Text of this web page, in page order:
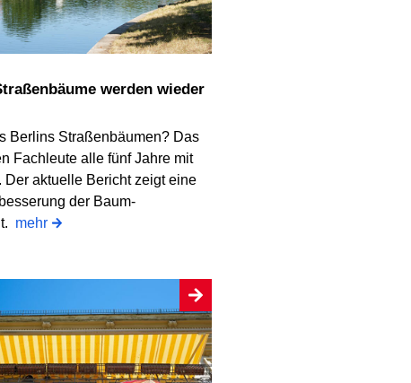
Berlins Straßenbäumen? Das
Fachleute alle fünf Jahre mit
Der aktuelle Bericht zeigt eine
der Baum-
mehr